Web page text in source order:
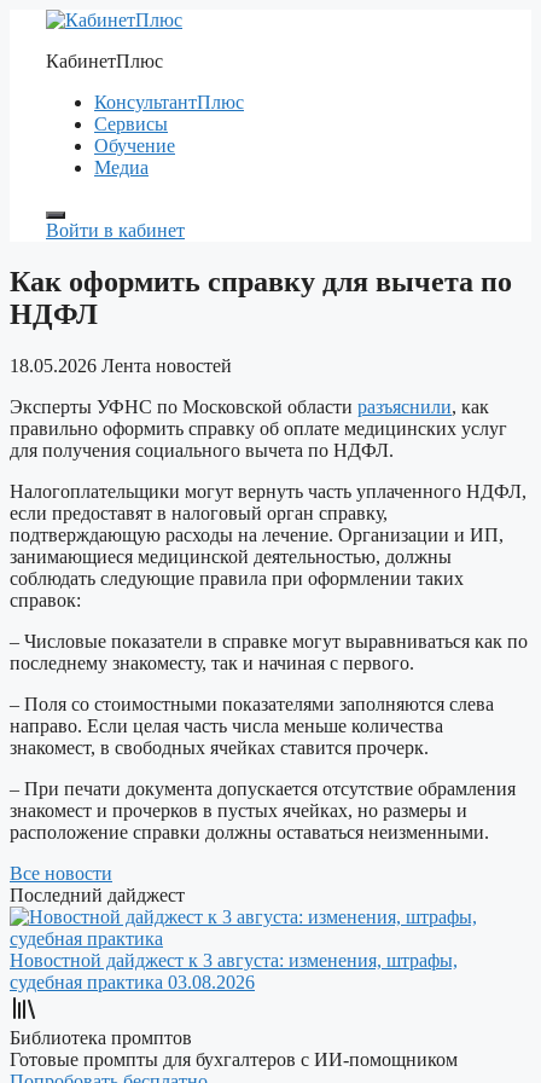
Перейти
содержимому
КабинетПлюс
КонсультантПлюс
Сервисы
Обучение
Медиа
Войти в кабинет
Как оформить справку для вычета по
НДФЛ
18.05.2026 Лента новостей
Эксперты УФНС по Московской области разъяснили, как
правильно оформить справку об оплате медицинских услуг
для получения социального вычета по НДФЛ.
Налогоплательщики могут вернуть часть уплаченного НДФЛ,
если предоставят в налоговый орган справку,
подтверждающую расходы на лечение. Организации и ИП,
занимающиеся медицинской деятельностью, должны
соблюдать следующие правила при оформлении таких
справок:
– Числовые показатели в справке могут выравниваться как по
последнему знакоместу, так и начиная с первого.
– Поля со стоимостными показателями заполняются слева
направо. Если целая часть числа меньше количества
знакомест, в свободных ячейках ставится прочерк.
– При печати документа допускается отсутствие обрамления
знакомест и прочерков в пустых ячейках, но размеры и
расположение справки должны оставаться неизменными.
Все новости
Последний дайджест
Новостной дайджест к 3 августа: изменения, штрафы,
судебная практика 03.08.2026
Библиотека промптов
Готовые промпты для бухгалтеров с ИИ-помощником